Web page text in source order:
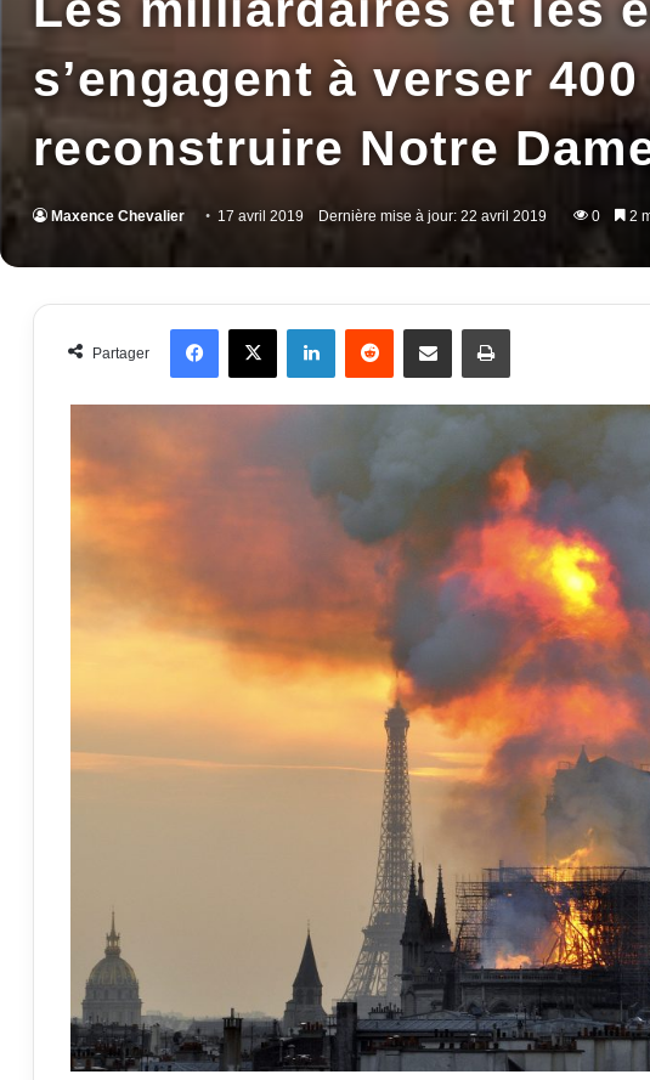
s’engagent à verser
reconstruire Notre
Maxence Chevalier 17 avril 2019 Dernière mise à jour: 22 avril 2019 0 2
Partager
FacebookX LinkedinReddit Partager par email Imprimer